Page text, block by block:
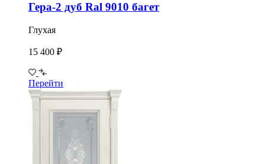
Гера-2 дуб Ral 9010 багет
Глухая
15 400 ₽
Перейти